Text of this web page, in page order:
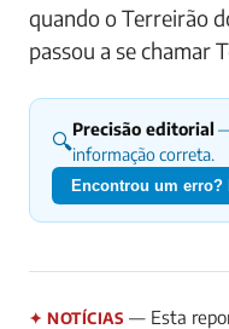
quando o Terreirão
passou a se chamar
🔍Precisão editorial
informação correta.
Encontrou um erro?
✦ NOTÍCIAS — Esta